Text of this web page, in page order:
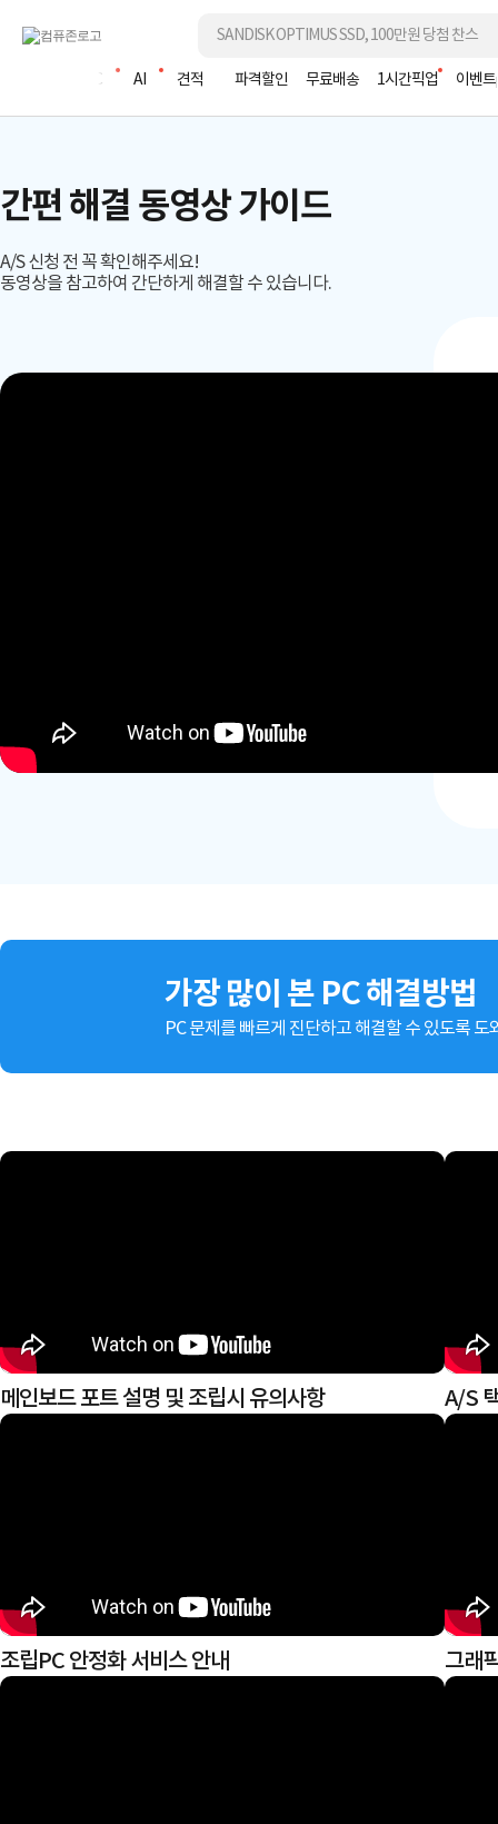
조립PC AI 견적 파격할인 무료배송 1시간픽업 이벤트
간편 해결 동영상 가이드
A/S 신청 전 꼭 확인해주세요!
동영상을 참고하여 간단하게 해결할 수 있습니다.
가장 많이 본 PC 해결방법
PC 문제를 빠르게 진단하고 해결할 수 있도록 도
메인보드 포트 설명 및 조립시 유의사항 A/S
조립PC 안정화 서비스 안내 그래